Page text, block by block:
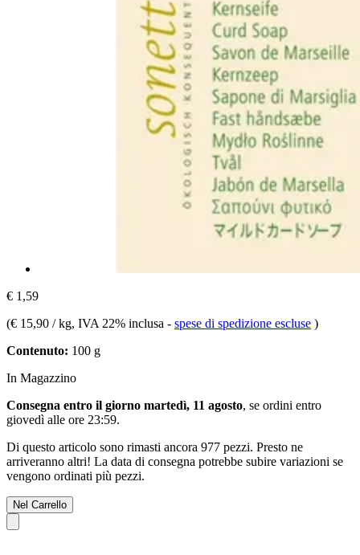
€ 1,59
(€ 15,90 / kg, IVA 22% inclusa - spese di spedizione escluse )
Contenuto: 100 g
In Magazzino
Consegna entro il giorno martedì, 11 agosto, se ordini entro
giovedì alle ore 23:59.
Di questo articolo sono rimasti ancora 977 pezzi. Presto ne
arriveranno altri! La data di consegna potrebbe subire variazioni se
vengono ordinati più pezzi.
Nel Carrello